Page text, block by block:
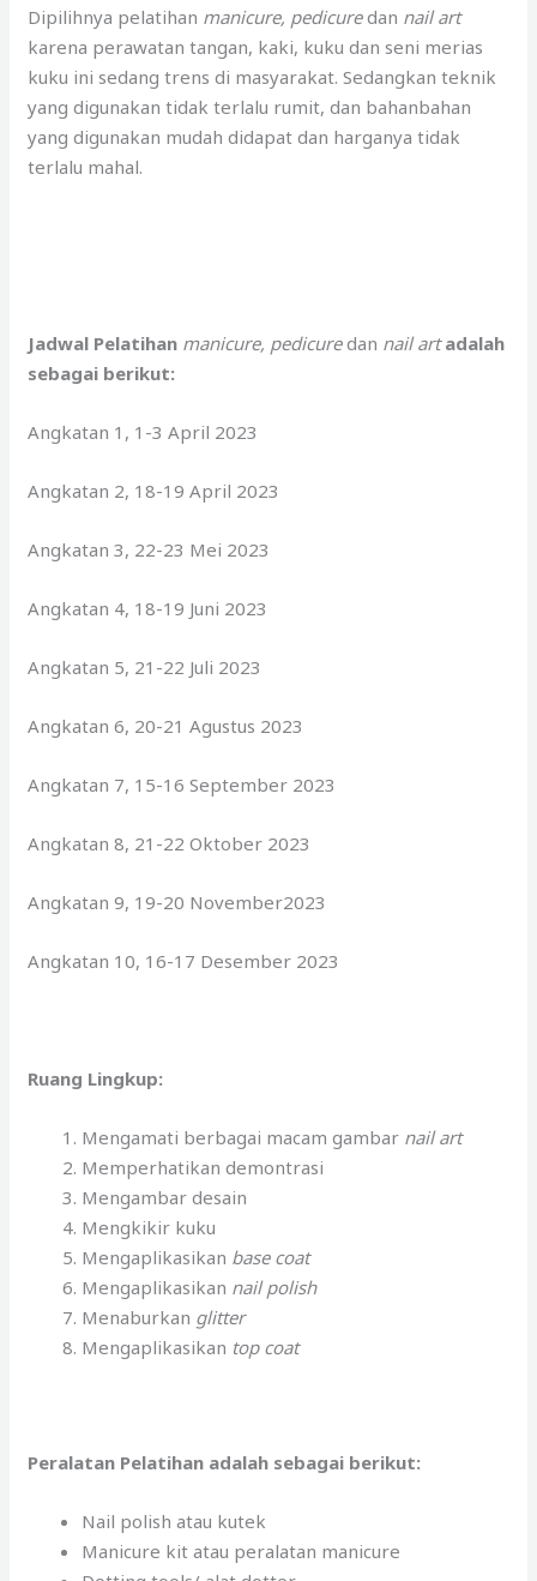
Dipilihnya pelatihan manicure, pedicuredan nail art
karena perawatan tangan, kaki, kuku dan seni merias
kuku ini sedang trens di masyarakat. Sedangkan teknik
yang digunakan tidak terlalu rumit, dan bahanbahan
yang digunakan mudah didapat dan harganya tidak
terlalu mahal.
Jadwal Pelatihan manicure, pedicuredan nail artadalah
sebagai berikut:
Angkatan 1, 1-3 April 2023
Angkatan 2, 18-19 April 2023
Angkatan 3, 22-23 Mei 2023
Angkatan 4, 18-19 Juni 2023
Angkatan 5, 21-22 Juli 2023
Angkatan 6, 20-21 Agustus 2023
Angkatan 7, 15-16 September 2023
Angkatan 8, 21-22 Oktober 2023
Angkatan 9, 19-20 November2023
Angkatan 10, 16-17 Desember 2023
Ruang Lingkup:
Mengamati berbagai macam gambar nail art
Memperhatikan demontrasi
Mengambar desain
Mengkikir kuku
Mengaplikasikan base coat
Mengaplikasikan nail polish
Menaburkan glitter
Mengaplikasikan top coat
Peralatan Pelatihan adalah sebagai berikut:
Nail polish atau kutek
Manicure kit atau peralatan manicure